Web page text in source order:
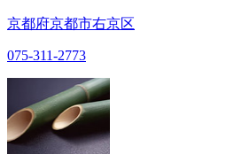
京都府京都市右京区
075-311-2773